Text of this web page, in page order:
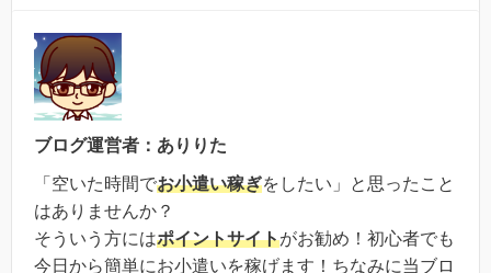
ブログ運営者：ありりた
「空いた時間でお小遣い稼ぎをしたい」と思ったこと
はありませんか？
そういう方にはポイントサイトがお勧め！初心者でも
今日から簡単にお小遣いを稼げます！ちなみに当ブロ